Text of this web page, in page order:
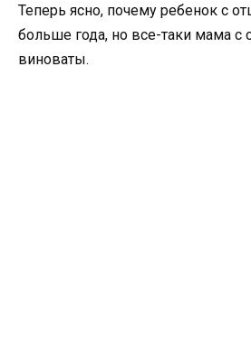
Теперь ясно, почему ребенок с
больше года, но все-таки мама с
виноваты.